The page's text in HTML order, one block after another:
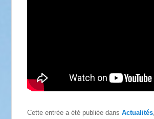
Cette entrée a été publiée dansActualités,